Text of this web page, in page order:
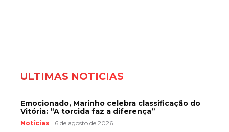
ÚLTIMAS NOTÍCIAS
Emocionado, Marinho celebra classificação do
Vitória: “A torcida faz a diferença”
Notícias 6 de agosto de 2026